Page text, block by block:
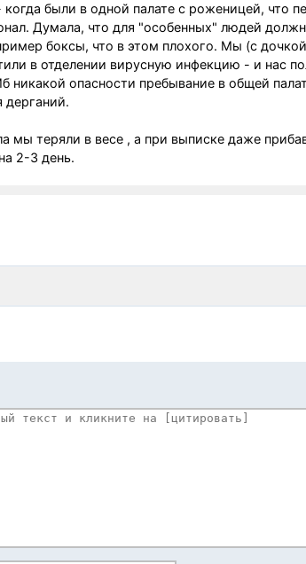
были в одной палате с роженицей, что
Думала, что для "особенных" людей
боксы, что в этом плохого. Мы (с
в отделении вирусную инфекцию - и нас
никакой опасности пребывание в общей
дерганий.
мы теряли в весе , а при выписке даже
2-3 день.